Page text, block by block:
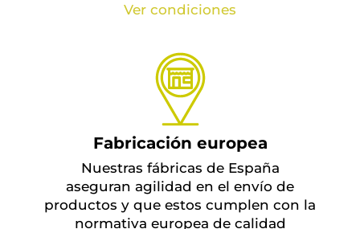
Ver condiciones
Fabricación europea
Nuestras fábricas de España
aseguran agilidad en el envío de
productos y que estos cumplen con la
normativa europea de calidad